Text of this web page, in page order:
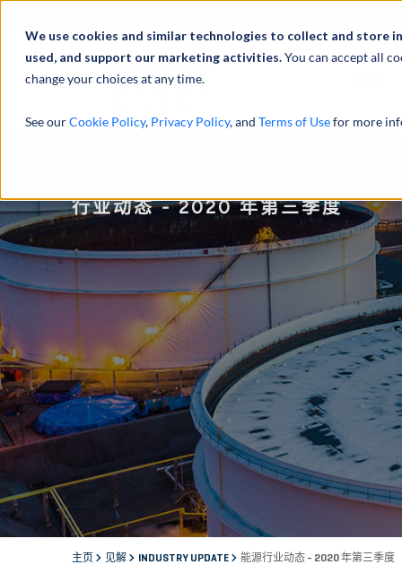
We use cookies and similar technologies to collect and
used, and support our marketing activities.You can accept all
change your choices at any time.
See ourCookie Policy, Privacy Policy, and Terms of Usefor more
行业动态 - 2020 年第三季度
主页 见解 INDUSTRY UPDATE 能源行业动态 - 2020 年第三季度